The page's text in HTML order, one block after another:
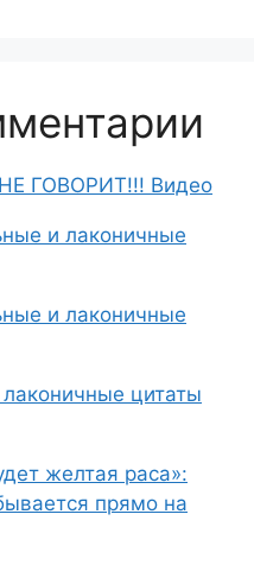
ГОВОРИТ!!! Видео
и лаконичные
и лаконичные
цитаты
желтая раса»:
прямо на